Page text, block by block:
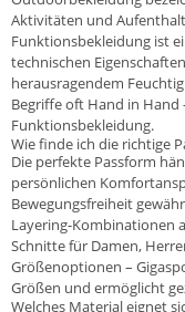
Aktivitäten und
Funktionsbekleidung ist
technischen
herausragendem
Begriffe oft Hand in
Funktionsbekleidung.
Wie finde ich die richtige
Die perfekte Passform
persönlichen
Bewegungsfreiheit
Layering-Kombinationen
Schnitte für Damen,
Größenoptionen –
Größen und ermöglicht
Welches Material eignet